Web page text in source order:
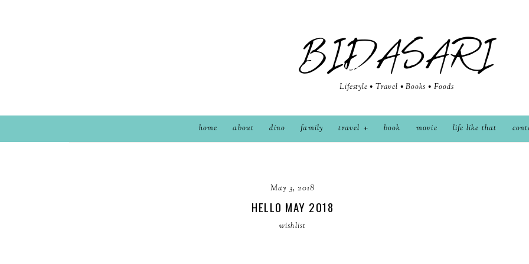
BIDASARI
Lifestyle • Travel • Books • Foods
home about dino family travel book movie life like that
May 3, 2018
HELLO MAY 2018
wishlist